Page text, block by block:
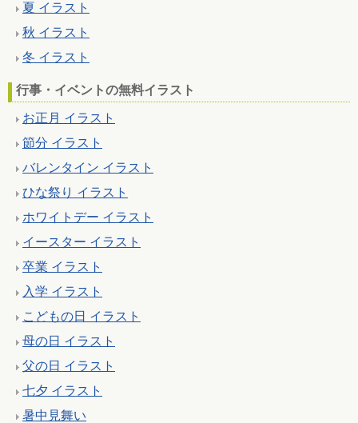
夏 イラスト
秋 イラスト
冬 イラスト
行事・イベントの無料イラスト
お正月 イラスト
節分 イラスト
バレンタイン イラスト
ひな祭り イラスト
ホワイトデー イラスト
イースター イラスト
卒業 イラスト
入学 イラスト
こどもの日 イラスト
母の日 イラスト
父の日 イラスト
七夕 イラスト
暑中見舞い